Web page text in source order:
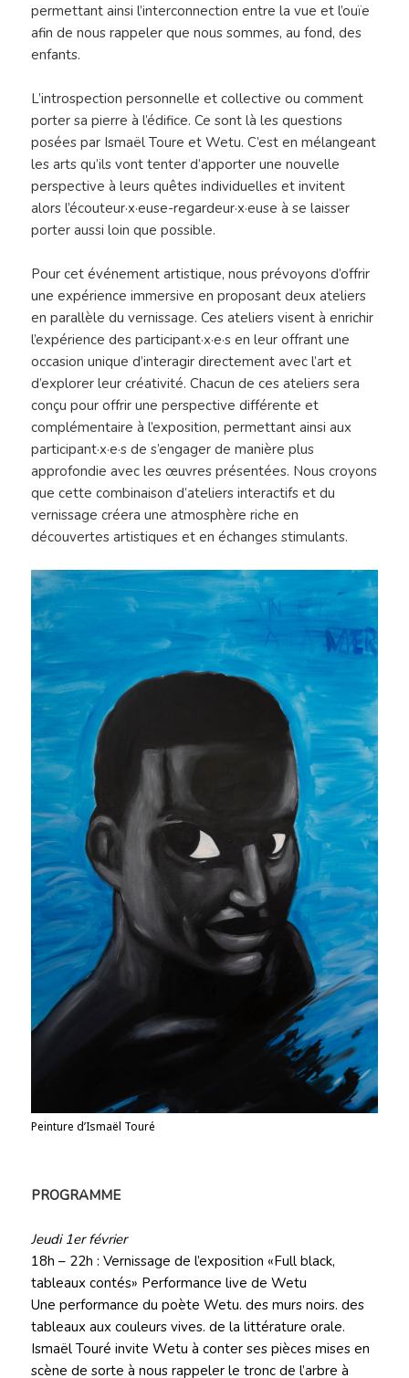
permettant ainsi l’interconnection entre la vue et l’ouïe
afin de nous rappeler que nous sommes, au fond, des
enfants.
L’introspection personnelle et collective ou comment
porter sa pierre à l’édifice. Ce sont là les questions
posées par Ismaël Toure et Wetu. C’est en mélangeant
les arts qu’ils vont tenter d’apporter une nouvelle
perspective à leurs quêtes individuelles et invitent
alors l’écouteur·x·euse-regardeur·x·euse à se laisser
porter aussi loin que possible.
Pour cet événement artistique, nous prévoyons d’offrir
une expérience immersive en proposant deux ateliers
en parallèle du vernissage. Ces ateliers visent à enrichir
l’expérience des participant·x·e·s en leur offrant une
occasion unique d’interagir directement avec l’art et
d’explorer leur créativité. Chacun de ces ateliers sera
conçu pour offrir une perspective différente et
complémentaire à l’exposition, permettant ainsi aux
participant·x·e·s de s’engager de manière plus
approfondie avec les œuvres présentées. Nous croyons
que cette combinaison d’ateliers interactifs et du
vernissage créera une atmosphère riche en
découvertes artistiques et en échanges stimulants.
Peinture d’Ismaël Touré
PROGRAMME
Jeudi 1er février
18h – 22h : Vernissage de l’exposition «Full black,
tableaux contés» Performance live de Wetu
Une performance du poète Wetu. des murs noirs. des
tableaux aux couleurs vives. de la littérature orale.
Ismaël Touré invite Wetu à conter ses pièces mises en
scène de sorte à nous rappeler le tronc de l’arbre à